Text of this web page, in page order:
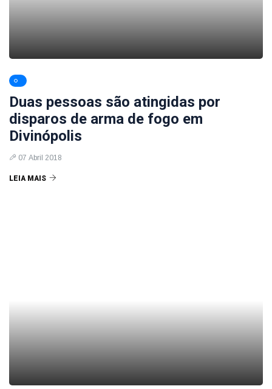
Duas pessoas são atingidas por
disparos de arma de fogo em
Divinópolis
07 Abril 2018
LEIA MAIS